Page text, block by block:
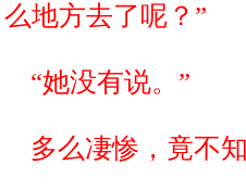
么地方去了呢？”
“她没有说。”
多么凄惨，竟不